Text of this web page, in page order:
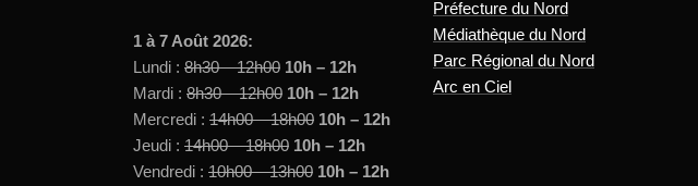
1 à 7 Août 2026:
Lundi : 8h30 – 12h00 10h – 12h
Mardi : 8h30 – 12h00 10h – 12h
Mercredi : 14h00 – 18h00 10h – 12h
Jeudi : 14h00 – 18h00 10h – 12h
Vendredi : 10h00 – 13h00 10h – 12h
Préfecture du Nord
Médiathèque du Nord
Parc Régional du Nord
Arc en Ciel